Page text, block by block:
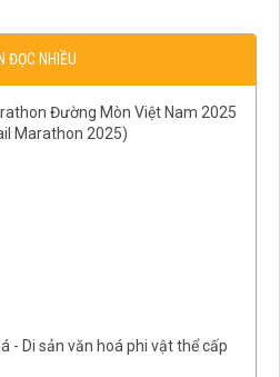
ĐỌC NHIỀU
Đường Mòn Việt Nam 2025
Marathon 2025)
- Di sản văn hoá phi vật thể cấp